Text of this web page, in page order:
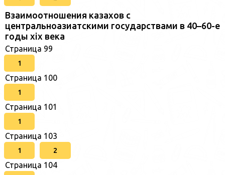
Взаимоотношения казахов с
центральноазиатскими государствами в 40–60-е
годы xix века
Страница 99
1
Страница 100
1
Страница 101
1
Страница 103
1 2
Страница 104